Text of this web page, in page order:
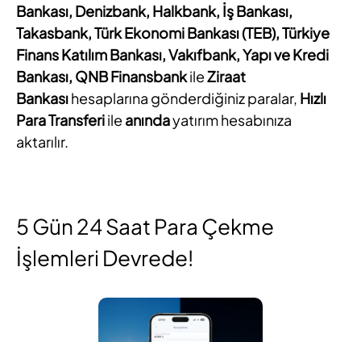
Bankası, Denizbank, Halkbank, İş Bankası,
Takasbank, Türk Ekonomi Bankası (TEB), Türkiye
Finans Katılım Bankası, Vakıfbank, Yapı ve Kredi
Bankası, QNB FinansbankileZiraat
Bankasıhesaplarına gönderdiğiniz paralar, Hızlı
Para Transferiile anındayatırım hesabınıza
aktarılır.
5 Gün 24 Saat Para Çekme
İşlemleri Devrede!